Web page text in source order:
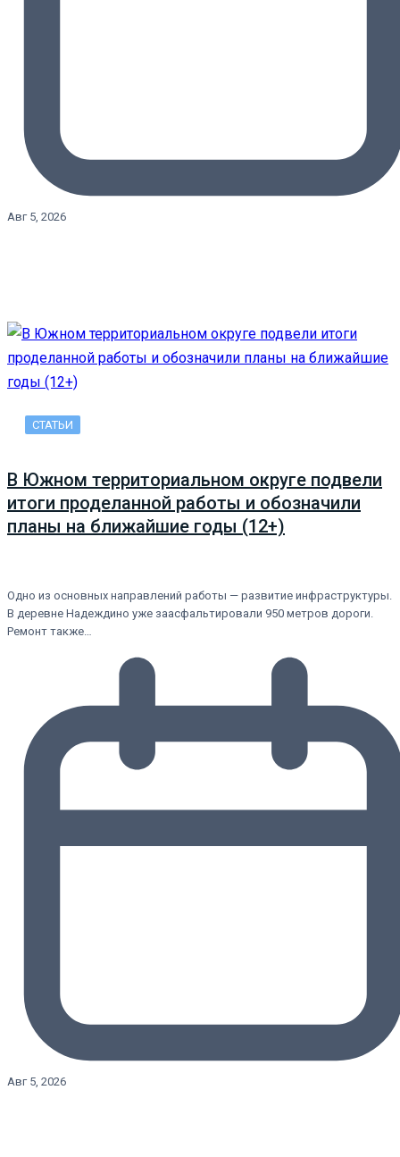
Авг 5, 2026
СТАТЬИ
В Южном территориальном округе подвели
итоги проделанной работы и обозначили
планы на ближайшие годы (12+)
Одно из основных направлений работы — развитие инфраструктуры.
В деревне Надеждино уже заасфальтировали 950 метров дороги.
Ремонт также…
Авг 5, 2026